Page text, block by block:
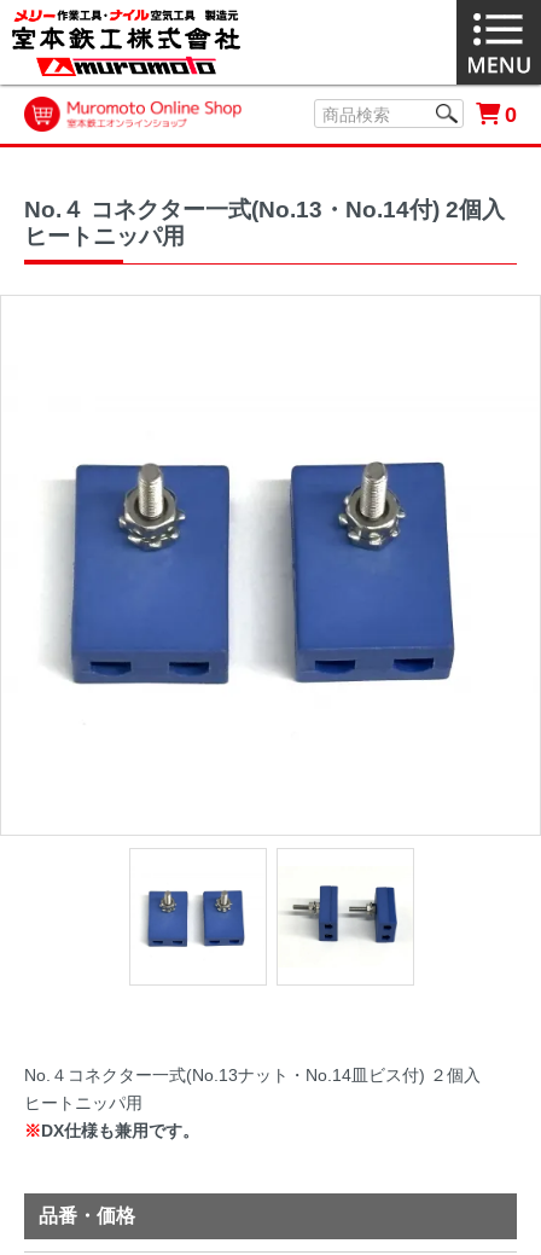
0
No.４ コネクター一式(No.13・No.14付) 2個入
ヒートニッパ用
No.４コネクター一式(No.13ナット・No.14皿ビス付) ２個入
ヒートニッパ用
※DX仕様も兼用です。
品番・価格